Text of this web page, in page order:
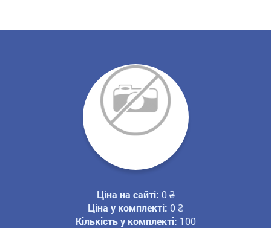
Ціна на сайті: 0 ₴
Ціна у комплекті: 0 ₴
Кількість у комплекті: 100